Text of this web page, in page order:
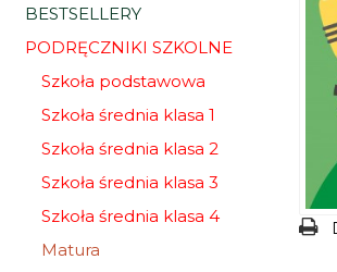
BESTSELLERY
PODRĘCZNIKI SZKOLNE
Szkoła podstawowa
Szkoła średnia klasa 1
Szkoła średnia klasa 2
Szkoła średnia klasa 3
Szkoła średnia klasa 4
Matura